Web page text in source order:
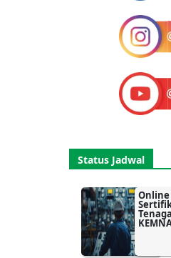
Status Jadwal
Online